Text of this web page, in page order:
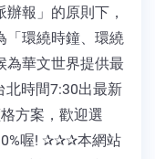
報」的原則下，
「環繞時鐘、環繞
為華文世界提供最
時間7:30出最新
方案，歡迎選
喔! ✰✰✰本網站